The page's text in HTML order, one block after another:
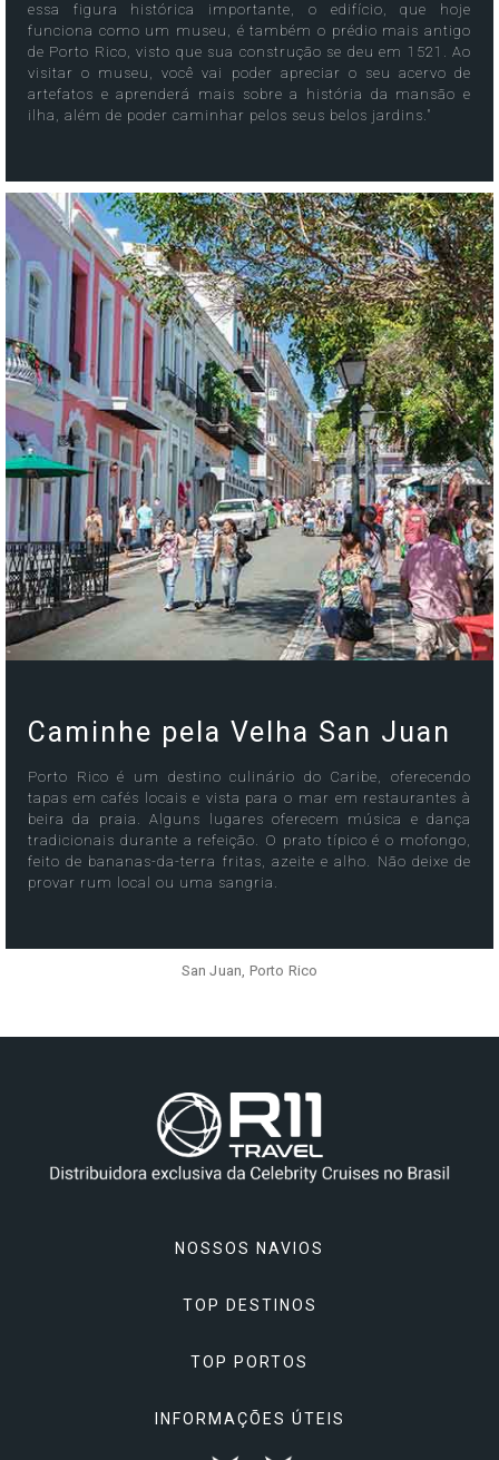
essa figura histórica importante, o edifício, que hoje
funciona como um museu, é também o prédio mais antigo
de Porto Rico, visto que sua construção se deu em 1521. Ao
visitar o museu, você vai poder apreciar o seu acervo de
artefatos e aprenderá mais sobre a história da mansão e
ilha, além de poder caminhar pelos seus belos jardins."
Caminhe pela Velha San Juan
Porto Rico é um destino culinário do Caribe, oferecendo
tapas em cafés locais e vista para o mar em restaurantes à
beira da praia. Alguns lugares oferecem música e dança
tradicionais durante a refeição. O prato típico é o mofongo,
feito de bananas-da-terra fritas, azeite e alho. Não deixe de
provar rum local ou uma sangria.
San Juan, Porto Rico
NOSSOS NAVIOS
Celebrity Apex
Celebrity Ascent
Celebrity Beyond
TOP DESTINOS
Alasca
Ásia
TOP PORTOS
Atenas, Grécia
INFORMAÇÕES ÚTEIS